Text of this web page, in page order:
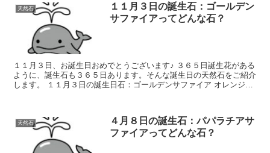
天然石
１１月３日の誕生石：ゴールデン
サファイアってどんな石？
１１月３日、お誕生日おめでとうございます♪ ３６５日誕生花がある
ように、誕生石も３６５日あります。そんな誕生日の天然石をご紹介
します。 １１月３日の誕生日石：ゴールデンサファイア オレンジに
天然石
４月８日の誕生石：パパラチアサ
ファイアってどんな石？